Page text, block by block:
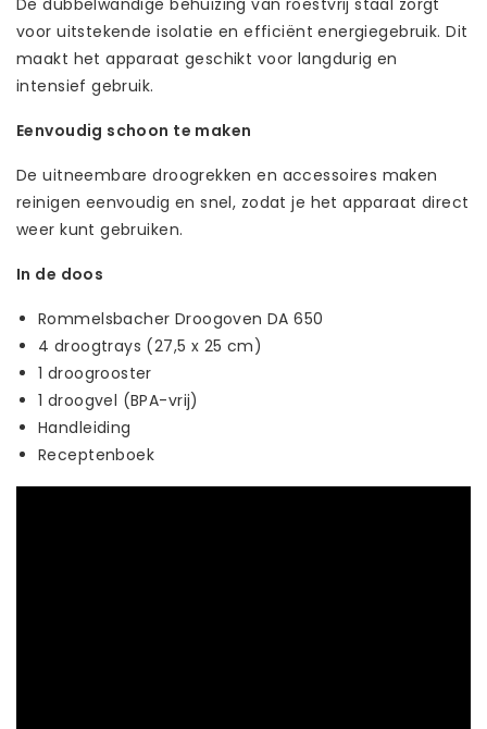
voor uitstekende isolatie en efficiënt energiegebruik. Dit
maakt het apparaat geschikt voor langdurig en
intensief gebruik.
Eenvoudig schoon te maken
De uitneembare droogrekken en accessoires maken
reinigen eenvoudig en snel, zodat je het apparaat direct
weer kunt gebruiken.
In de doos
Rommelsbacher Droogoven DA 650
4 droogtrays (27,5 x 25 cm)
1 droogrooster
1 droogvel (BPA-vrij)
Handleiding
Receptenboek